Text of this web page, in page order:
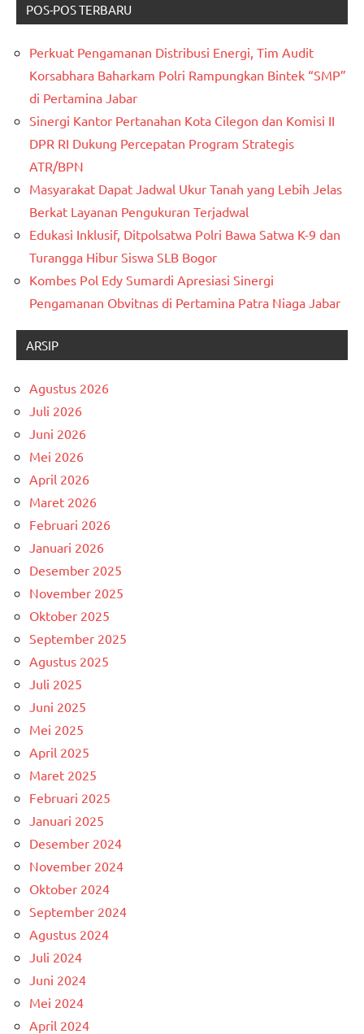
POS-POS TERBARU
Perkuat Pengamanan Distribusi Energi, Tim Audit
Korsabhara Baharkam Polri Rampungkan Bintek “SMP”
di Pertamina Jabar
Sinergi Kantor Pertanahan Kota Cilegon dan Komisi II
DPR RI Dukung Percepatan Program Strategis
ATR/BPN
Masyarakat Dapat Jadwal Ukur Tanah yang Lebih Jelas
Berkat Layanan Pengukuran Terjadwal
Edukasi Inklusif, Ditpolsatwa Polri Bawa Satwa K-9 dan
Turangga Hibur Siswa SLB Bogor
Kombes Pol Edy Sumardi Apresiasi Sinergi
Pengamanan Obvitnas di Pertamina Patra Niaga Jabar
ARSIP
Agustus 2026
Juli 2026
Juni 2026
Mei 2026
April 2026
Maret 2026
Februari 2026
Januari 2026
Desember 2025
November 2025
Oktober 2025
September 2025
Agustus 2025
Juli 2025
Juni 2025
Mei 2025
April 2025
Maret 2025
Februari 2025
Januari 2025
Desember 2024
November 2024
Oktober 2024
September 2024
Agustus 2024
Juli 2024
Juni 2024
Mei 2024
April 2024